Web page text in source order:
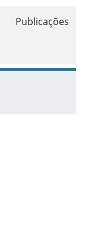
Publicações